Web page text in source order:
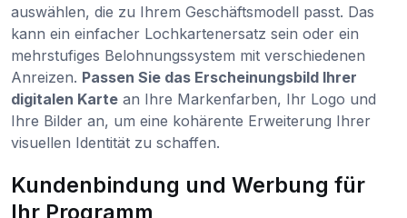
auswählen, die zu Ihrem Geschäftsmodell passt. Das
kann ein einfacher Lochkartenersatz sein oder ein
mehrstufiges Belohnungssystem mit verschiedenen
Anreizen. Passen Sie das Erscheinungsbild Ihrer
digitalen Karte an Ihre Markenfarben, Ihr Logo und
Ihre Bilder an, um eine kohärente Erweiterung Ihrer
visuellen Identität zu schaffen.
Kundenbindung und Werbung für
Ihr Programm